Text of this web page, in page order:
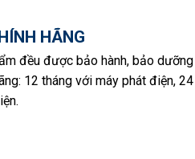
HÃNG
đều được bảo hành, bảo dưỡng
12 tháng với máy phát điện, 24